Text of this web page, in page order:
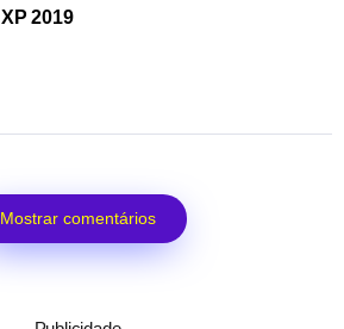
XP 2019
Mostrar comentários